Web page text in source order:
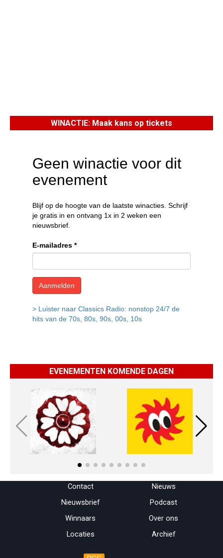
WINACTIE: Maak kans op tickets
EVENEMENTEN KOMENDE DAGEN
Menu overslaan
Contact
Nieuws
Nieuwsbrief
Podcast
Winnaars
Over ons
Locaties
Archief